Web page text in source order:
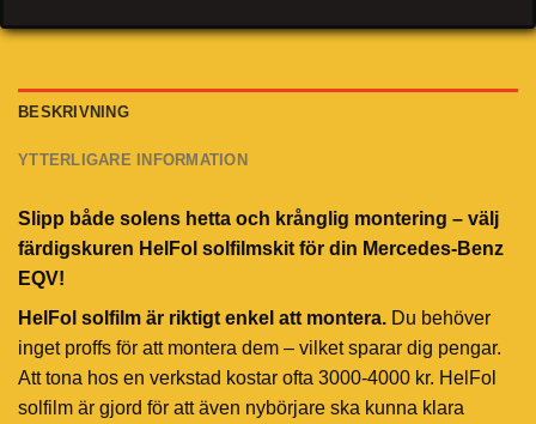
BESKRIVNING
YTTERLIGARE INFORMATION
Slipp både solens hetta och krånglig montering – välj
färdigskuren HelFol solfilmskit för din Mercedes-Benz
EQV!
HelFol solfilm är riktigt enkel att montera. Du behöver
inget proffs för att montera dem – vilket sparar dig pengar.
Att tona hos en verkstad kostar ofta 3000-4000 kr. HelFol
solfilm är gjord för att även nybörjare ska kunna klara